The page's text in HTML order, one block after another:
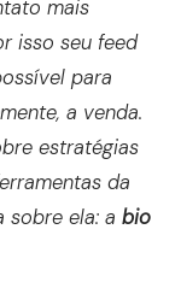
mais
isso seu feed
para
a venda.
estratégias
da
sobre ela: abio